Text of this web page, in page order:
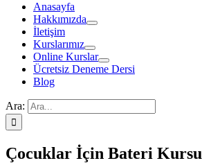
Anasayfa
Hakkımızda
İletişim
Kurslarımız
Online Kurslar
Ücretsiz Deneme Dersi
Blog
Ara:
Çocuklar İçin Bateri Kursu